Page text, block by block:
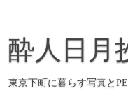
酔人日月
東京下町に暮らす写真と